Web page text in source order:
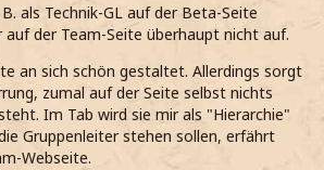
als Technik-GL auf der Beta-Seite
der Team-Seite überhaupt nicht auf.
an sich schön gestaltet. Allerdings sorgt
zumal auf der Seite selbst nichts
Im Tab wird sie mir als "Hierarchie"
Gruppenleiter stehen sollen, erfährt
Webseite.